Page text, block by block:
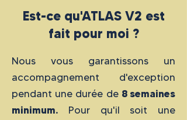
Est-ce qu'ATLAS V2 est
fait pour moi ?
Nous vous garantissons un
accompagnement d'exception
pendant une durée de 8 semaines
minimum. Pour qu'il soit une